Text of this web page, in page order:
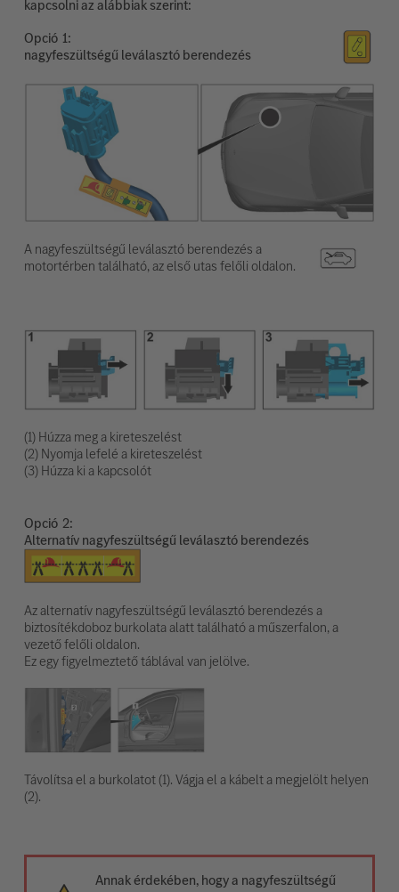
kapcsolni az alábbiak szerint:
Opció
nagyfeszültségű leválasztó berendezés
A nagyfeszültségű leválasztó berendezés a
motortérben található, az első utas felőli oldalon.
(1) Húzza meg a kireteszelést
(2) Nyomja lefelé a kireteszelést
(3) Húzza ki a kapcsolót
Opció
Alternatív nagyfeszültségű leválasztó berendezés
Az alternatív nagyfeszültségű leválasztó berendezés a
biztosítékdoboz burkolata alatt található a műszerfalon, a
vezető felőli oldalon.
Ez egy figyelmeztető táblával van jelölve.
Távolítsa el a burkolatot (1). Vágja el a kábelt a megjelölt helyen
(2).
Annak érdekében, hogy a nagyfeszültségű